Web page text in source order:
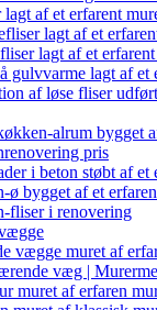
af et erfarent
lagt af et
lagt af et
gulvvarme lagt af et
af løse fliser
alrum bygget
pris
i beton støbt af et
ø bygget af et
fliser i renovering
vægge muret af
væg |
muret af erfaren